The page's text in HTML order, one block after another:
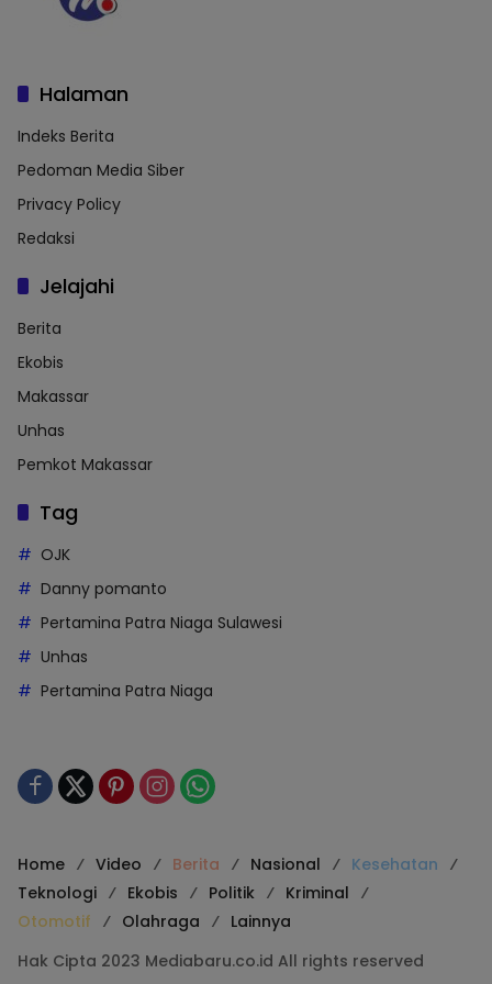
Halaman
Indeks Berita
Pedoman Media Siber
Privacy Policy
Redaksi
Jelajahi
Berita
Ekobis
Makassar
Unhas
Pemkot Makassar
Tag
OJK
Danny pomanto
Pertamina Patra Niaga Sulawesi
Unhas
Pertamina Patra Niaga
Home Video Berita Nasional
Kesehatan
Teknologi
Ekobis Politik
Kriminal
Otomotif
Olahraga
Lainnya
Hak Cipta 2023 Mediabaru.co.id All rights reserved